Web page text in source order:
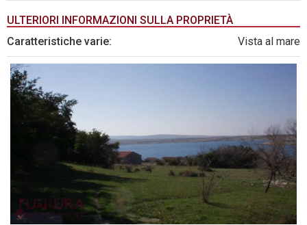
ULTERIORI INFORMAZIONI SULLA PROPRIETÀ
Caratteristiche varie:
Vista al mare